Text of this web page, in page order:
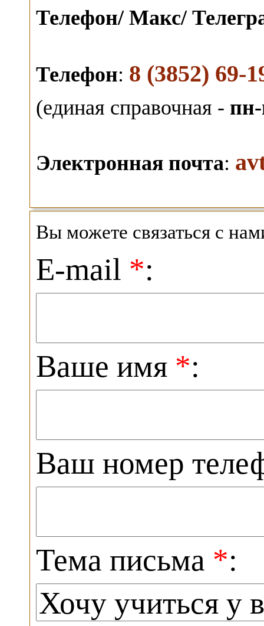
Телефон/ Макс/
Телефон: 8 (3852) 69-
(единая справочная -
Электронная почта:
Вы можете связаться с
E-mail *:
Ваше имя *:
Ваш номер
Тема письма *: